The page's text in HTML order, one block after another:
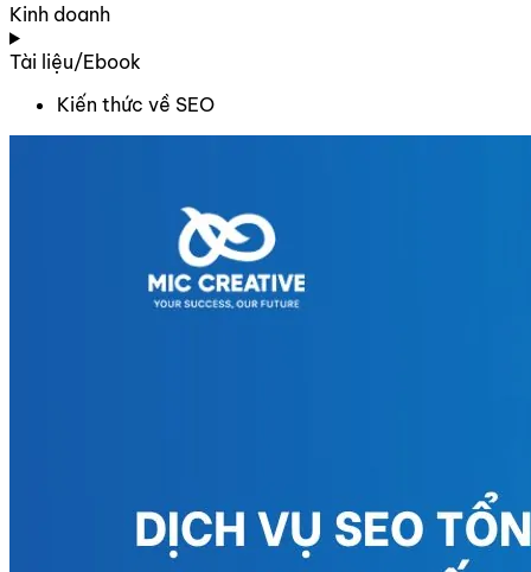
Kinh doanh
Tài liệu/Ebook
Kiến thức về SEO